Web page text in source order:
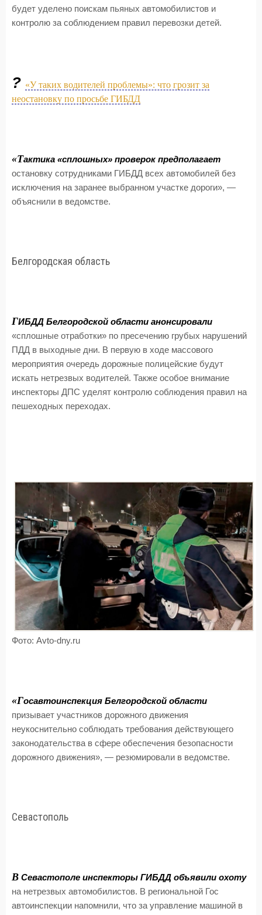
будет уделено поискам пьяных автомобилистов и
контролю за соблюдением правил перевозки детей.
? «У таких водителей проблемы»: что грозит за
неостановку по просьбе ГИБДД
«Тактика «сплошных» проверок предполагает
остановку сотрудниками ГИБДД всех автомобилей без
исключения на заранее выбранном участке дороги», —
объяснили в ведомстве.
Белгородская область
ГИБДД Белгородской области анонсировали
«сплошные отработки» по пресечению грубых нарушений
ПДД в выходные дни. В первую в ходе массового
мероприятия очередь дорожные полицейские будут
искать нетрезвых водителей. Также особое внимание
инспекторы ДПС уделят контролю соблюдения правил на
пешеходных переходах.
Фото: Avto-dny.ru
«Госавтоинспекция Белгородской области
призывает участников дорожного движения
неукоснительно соблюдать требования действующего
законодательства в сфере обеспечения безопасности
дорожного движения», — резюмировали в ведомстве.
Севастополь
В Севастополе инспекторы ГИБДД объявили охоту
на нетрезвых автомобилистов. В региональной Гос
автоинспекции напомнили, что за управление машиной в